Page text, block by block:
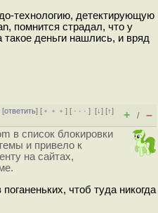
технологию, детектирующую
помнится страдал, что у
такое деньги нашлись, и вряд
[ответить] [ ﹢﹢﹢] [ · · ·][↓] [↑]
+ / –
в список блокировки
и привело к
на сайтах,
чтоб туда никогда